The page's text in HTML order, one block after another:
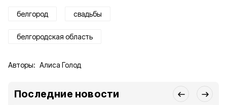
белгород свадьбы
белгородская область
Авторы: Алиса Голод
Последние новости